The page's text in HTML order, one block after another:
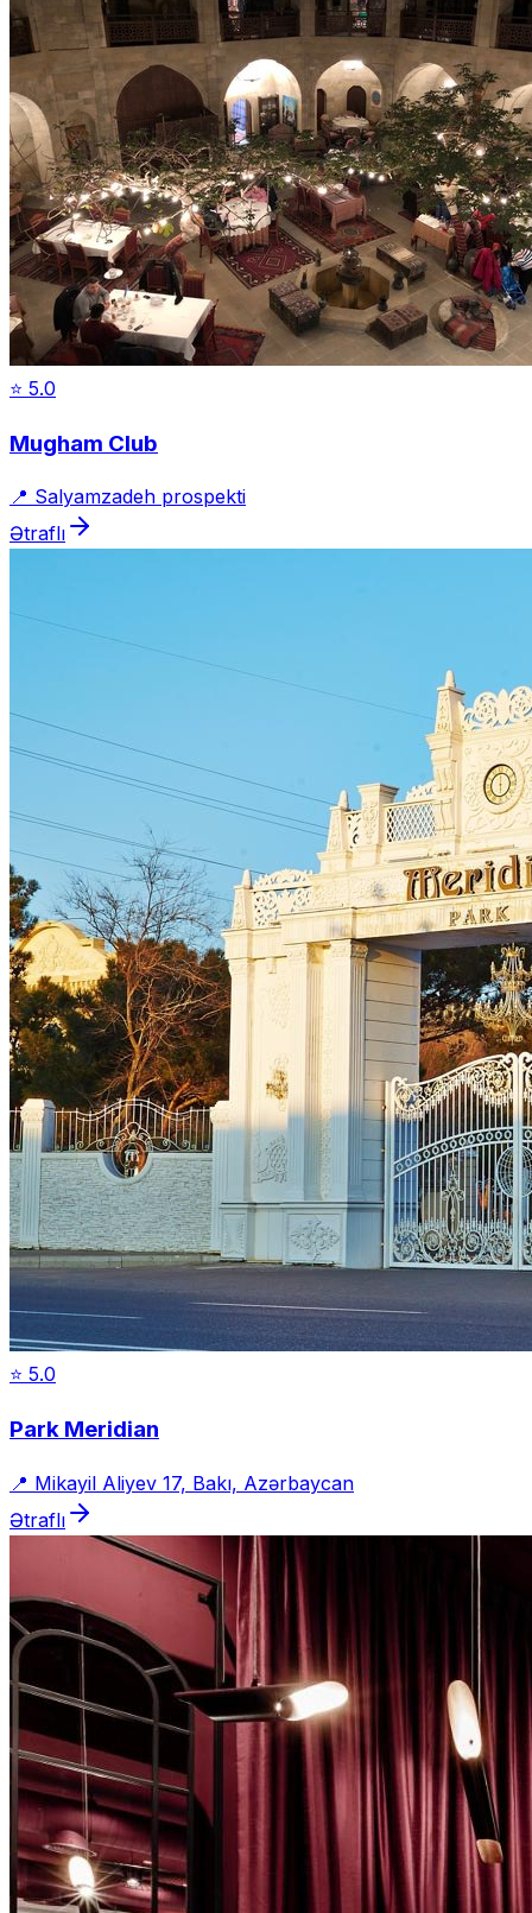
⭐ 5.0
Mugham Club
📍 Salyamzadeh prospekti
Ətraflı
⭐ 5.0
Park Meridian
📍 Mikayil Aliyev 17, Bakı, Azərbaycan
Ətraflı